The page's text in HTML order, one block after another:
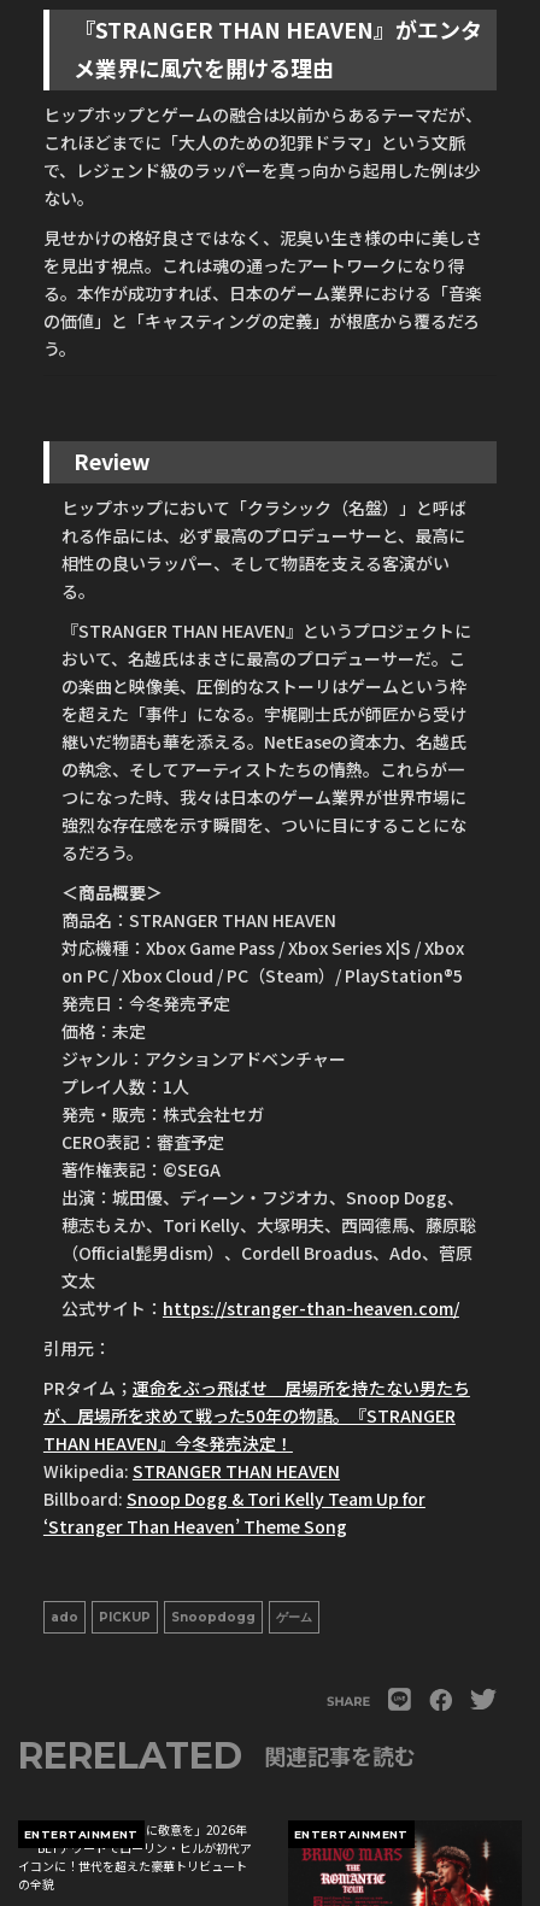
『STRANGER THAN HEAVEN』がエンタ
メ業界に風穴を開ける理由
ヒップホップとゲームの融合は以前からあるテーマだが、
これほどまでに「大人のための犯罪ドラマ」という文脈
で、レジェンド級のラッパーを真っ向から起用した例は少
ない。
見せかけの格好良さではなく、泥臭い生き様の中に美しさ
を見出す視点。これは魂の通ったアートワークになり得
る。本作が成功すれば、日本のゲーム業界における「音楽
の価値」と「キャスティングの定義」が根底から覆るだろ
う。
Review
ヒップホップにおいて「クラシック（名盤）」と呼ば
れる作品には、必ず最高のプロデューサーと、最高に
相性の良いラッパー、そして物語を支える客演がい
る。
『STRANGER THAN HEAVEN』というプロジェクトに
おいて、名越氏はまさに最高のプロデューサーだ。こ
の楽曲と映像美、圧倒的なストーリはゲームという枠
を超えた「事件」になる。宇梶剛士氏が師匠から受け
継いだ物語も華を添える。NetEaseの資本力、名越氏
の執念、そしてアーティストたちの情熱。これらが一
つになった時、我々は日本のゲーム業界が世界市場に
強烈な存在感を示す瞬間を、ついに目にすることにな
るだろう。
＜商品概要＞
商品名：STRANGER THAN HEAVEN
対応機種：Xbox Game Pass / Xbox Series X|S / Xbox
on PC / Xbox Cloud / PC（Steam）/ PlayStation®5
発売日：今冬発売予定
価格：未定
ジャンル：アクションアドベンチャー
プレイ人数：1人
発売・販売：株式会社セガ
CERO表記：審査予定
著作権表記：©SEGA
出演：城田優、ディーン・フジオカ、Snoop Dogg、
穂志もえか、Tori Kelly、大塚明夫、西岡德馬、藤原聡
（Official髭男dism）、Cordell Broadus、Ado、菅原
文太
公式サイト： https://stranger-than-heaven.com/
引用元：
PRタイム； 運命をぶっ飛ばせ 居場所を持たない男たち
が、居場所を求めて戦った50年の物語。『STRANGER
THAN HEAVEN』今冬発売決定！
Wikipedia: STRANGER THAN HEAVEN
Billboard: Snoop Dogg & Tori Kelly Team Up for
‘Stranger Than Heaven’ Theme Song
ado PICKUP Snoopdogg ゲーム
RERELATED 関連記事を読む
ENTERTAINMENT ENTERTAINMENT